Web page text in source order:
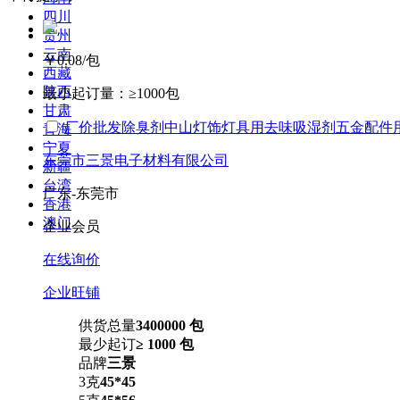
四川
贵州
云南
西藏
陕西
甘肃
青海
宁夏
新疆
台湾
香港
澳门
￥0.08/包
最小起订量： ≥1000包
厂价批发除臭剂中山灯饰灯具用去味吸湿剂五金配件
东莞市三景电子材料有限公司
广东-东莞市
企业会员
在线询价
企业旺铺
供货总量3400000 包
最少起订≥ 1000 包
品牌三景
3克45*45